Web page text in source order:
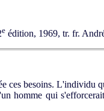
e édition, 1969, tr. fr.
ces besoins. L'individu
homme qui